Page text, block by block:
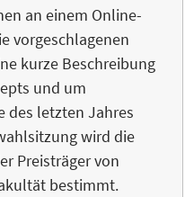
an einem Online-
vorgeschlagenen
kurze Beschreibung
und um
des letzten Jahres
wird die
Preisträger von
bestimmt.